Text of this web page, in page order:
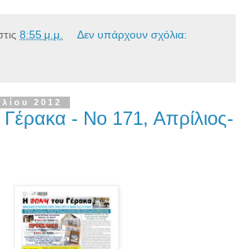
8:55 μ.μ. Δεν υπάρχουν σχόλια:
2012
- Νο 171, Απρίλιος-